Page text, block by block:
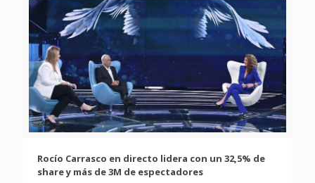
Rocío Carrasco en directo lidera con un 32,5% de
share y más de 3M de espectadores